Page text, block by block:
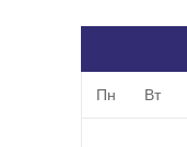
Пн Вт